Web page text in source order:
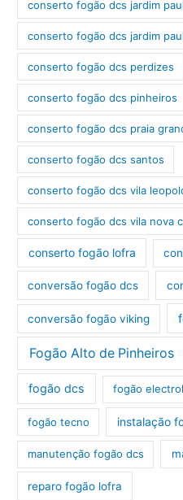
conserto fogão dcs jardim
conserto fogão dcs jardim
conserto fogão dcs perdizes
conserto fogão dcs pinheiros
conserto fogão dcs praia
conserto fogão dcs santos
conserto fogão dcs vila
conserto fogão dcs vila nova
conserto fogão lofra
conversão fogão dcs
conversão fogão viking
Fogão Alto de Pinheiros
fogão dcs fogão
fogão tecno instalação
manutenção fogão dcs
reparo fogão lofra